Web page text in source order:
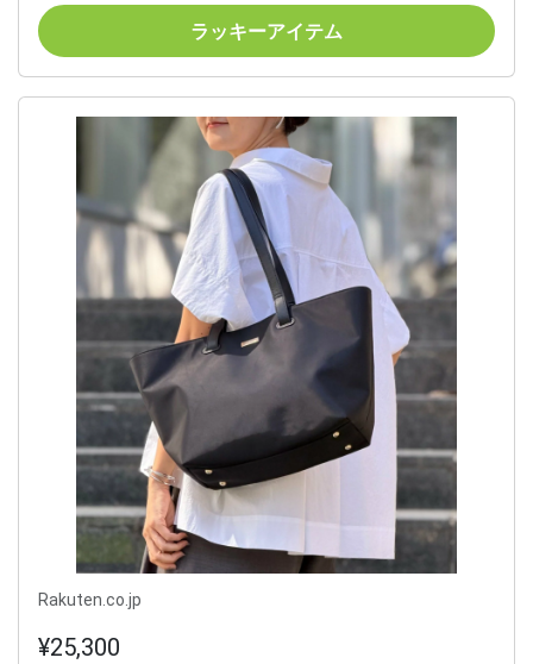
ラッキーアイテム
Rakuten.co.jp
¥25,300